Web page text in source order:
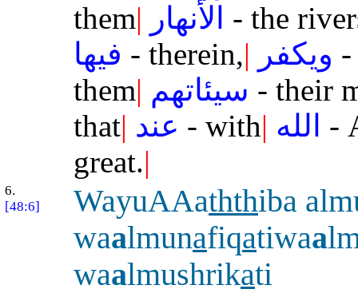
them| الأنهار - the
فيها - therein,| ويكفر -
them| سيئاتهم - their
that| عند - with| الله -
great.|
6.
[48:6]
WayuAAaththiba
waalmunafiqatiwaa
waalmushrikati